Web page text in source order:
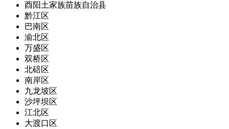
酉阳土家族苗族自治县
黔江区
巴南区
渝北区
万盛区
双桥区
北碚区
南岸区
九龙坡区
沙坪坝区
江北区
大渡口区